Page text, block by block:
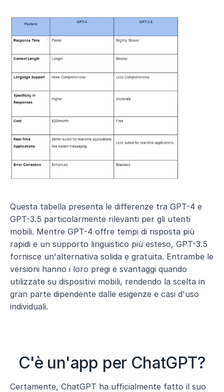
Questa tabella presenta le differenze tra GPT-4 e
GPT-3.5 particolarmente rilevanti per gli utenti
mobili. Mentre GPT-4 offre tempi di risposta più
rapidi e un supporto linguistico più esteso, GPT-3.5
fornisce un'alternativa solida e gratuita. Entrambe le
versioni hanno i loro pregi e svantaggi quando
utilizzate su dispositivi mobili, rendendo la scelta in
gran parte dipendente dalle esigenze e casi d'uso
individuali.
C'è un'app per ChatGPT?
Certamente, ChatGPT ha ufficialmente fatto il suo